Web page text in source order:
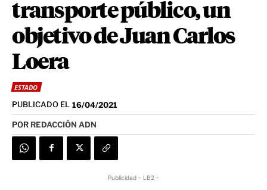
transporte público, un
objetivo de Juan Carlos
Loera
ESTADO
PUBLICADO EL 16/04/2021
POR REDACCIÓN ADN
Publicidad - LB2 -